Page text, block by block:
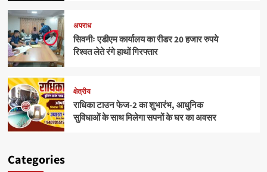
अपराध
सिवनीः एडीएम कार्यालय का रीडर 20 हजार रुपये
रिश्वत लेते रंगे हाथों गिरफ्तार
क्षेत्रीय
राधिका टाउन फेज-2 का शुभारंभ, आधुनिक
सुविधाओं के साथ मिलेगा सपनों के घर का अवसर
Categories